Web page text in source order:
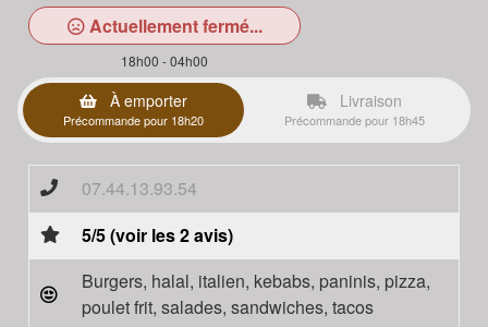
Actuellement fermé...
18h00 - 04h00
À emporter
Précommande pour 18h20
Livraison
Précommande pour 18h45
07.44.13.93.54
5/5 (voir les 2 avis)
Burgers, halal, italien, kebabs, paninis, pizza,
poulet frit, salades, sandwiches, tacos